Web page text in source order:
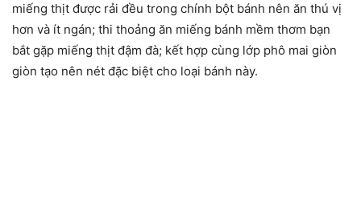
miếng thịt được rải đều trong chính bột bánh nên ăn thú vị
hơn và ít ngán; thi thoảng ăn miếng bánh mềm thơm bạn
bắt gặp miếng thịt đậm đà; kết hợp cùng lớp phô mai giòn
giòn tạo nên nét đặc biệt cho loại bánh này.